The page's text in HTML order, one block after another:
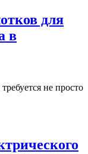
для
в
не просто